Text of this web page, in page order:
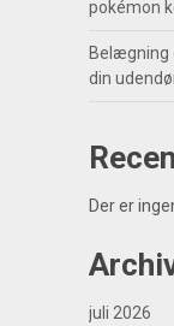
pokémon
Belægning
din
Der er
juli 2026